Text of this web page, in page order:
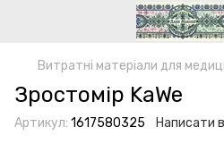
Витратні матеріали для
Зростомір KaWe
Артикул: 1617580325 Написати